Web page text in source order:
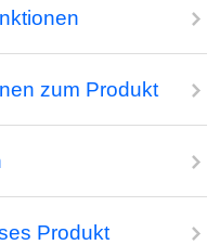
zum Produkt
Produkt